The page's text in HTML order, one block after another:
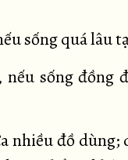
sống quá lâu
nếu sống đồng
nhiều đồ dùng;